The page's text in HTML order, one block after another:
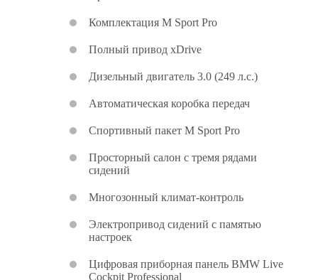
Комплектация M Sport Pro
Полный привод xDrive
Дизельный двигатель 3.0 (249 л.с.)
Автоматическая коробка передач
Спортивный пакет M Sport Pro
Просторный салон с тремя рядами
сидений
Многозонный климат-контроль
Электропривод сидений с памятью
настроек
Цифровая приборная панель BMW Live
Cockpit Professional